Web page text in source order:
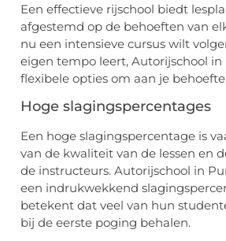
Een effectieve rijschool biedt
afgestemd op de behoeften van
nu een intensieve cursus wilt
eigen tempo leert, Autorijschool
flexibele opties om aan je
Hoge slagingspercentages
Een hoge slagingspercentage is
van de kwaliteit van de lessen en
de instructeurs. Autorijschool in
een indrukwekkend
betekent dat veel van hun
bij de eerste poging behalen.